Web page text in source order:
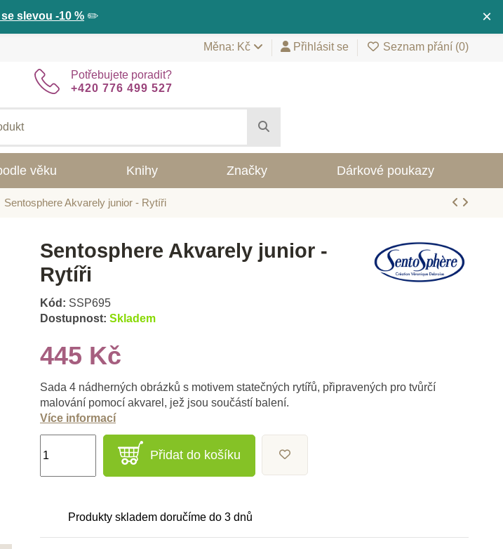
×
slevou -10 % ✏️
Měna: Kč Přihlásit se Seznam přání (0)
Potřebujete poradit?
+420 776 499 527
věku Knihy Značky Dárkové poukazy
Sentosphere Akvarely junior - Rytíři
Sentosphere Akvarely junior -
Rytíři
Kód: SSP695
Dostupnost: Skladem
445 Kč
Sada 4 nádherných obrázků s motivem statečných rytířů, připravených pro tvůrčí
malování pomocí akvarel, jež jsou součástí balení.
Více informací
Přidat do košíku
Produkty skladem doručíme do 3 dnů